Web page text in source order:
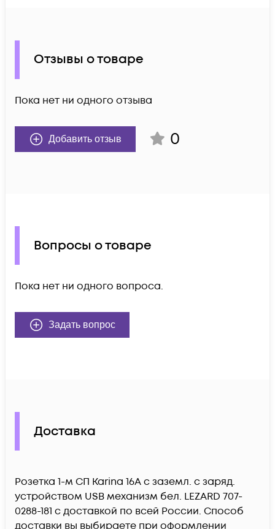
Отзывы о товаре
Пока нет ни одного отзыва
Добавить отзыв 0
Вопросы о товаре
Пока нет ни одного вопроса.
Задать вопрос
Доставка
Розетка 1-м СП Karina 16А с заземл. с заряд.
устройством USB механизм бел. LEZARD 707-
0288-181 c доставкой по всей России. Способ
доставки вы выбираете при оформлении